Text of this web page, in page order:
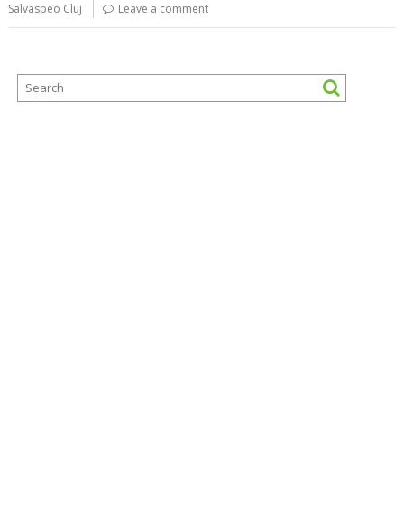
Salvaspeo Cluj
Leave a comment